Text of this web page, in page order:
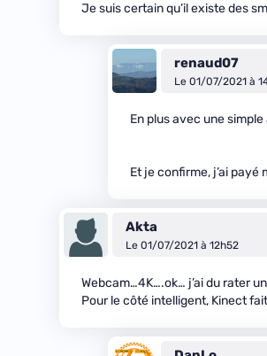
Je suis certain qu’il existe des
renaud07
Le 01/07/2021 à
En plus avec une
Et je confirme, j’ai
Akta
Le 01/07/2021 à 12h52
Webcam…4K….ok… j’ai du rater
Pour le côté intelligent, Kinect